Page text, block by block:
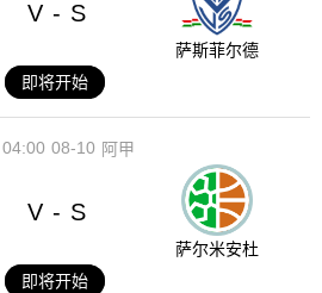
V - S
萨斯菲尔德
即将开始
08-10
04:00 阿甲
V - S
萨尔米安杜
即将开始